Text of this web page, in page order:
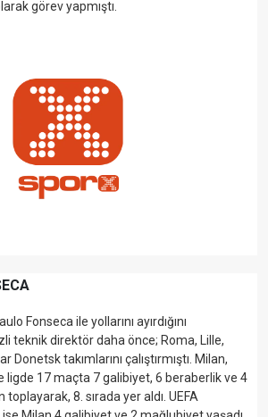
görev yapmıştı.
Fonseca ile yollarını ayırdığını
teknik direktör daha önce; Roma, Lille,
Donetsk takımlarını çalıştırmıştı. Milan,
ligde 17 maçta 7 galibiyet, 6 beraberlik ve 4
8. sırada yer aldı. UEFA